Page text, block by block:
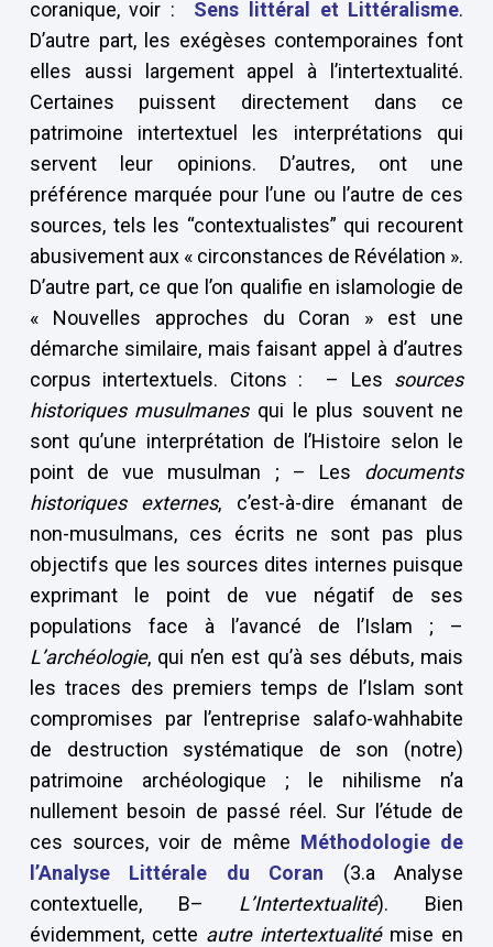
coranique, voir : Sens littéral et Littéralisme.
D’autre part, les exégèses contemporaines font
elles aussi largement appel à l’intertextualité.
Certaines puissent directement dans ce
patrimoine intertextuel les interprétations qui
servent leur opinions. D’autres, ont une
préférence marquée pour l’une ou l’autre de ces
sources, tels les “contextualistes” qui recourent
abusivement aux « circonstances de Révélation ».
D’autre part, ce que l’on qualifie en islamologie de
« Nouvelles approches du Coran » est une
démarche similaire, mais faisant appel à d’autres
corpus intertextuels. Citons : – Les sources
historiques musulmanesqui le plus souvent ne
sont qu’une interprétation de l’Histoire selon le
point de vue musulman ; – Les documents
historiques externes, c’est-à-dire émanant de
non-musulmans, ces écrits ne sont pas plus
objectifs que les sources dites internes puisque
exprimant le point de vue négatif de ses
populations face à l’avancé de l’Islam ; –
L’archéologie, qui n’en est qu’à ses débuts, mais
les traces des premiers temps de l’Islam sont
compromises par l’entreprise salafo-wahhabite
de destruction systématique de son (notre)
patrimoine archéologique ; le nihilisme n’a
nullement besoin de passé réel. Sur l’étude de
ces sources, voir de même Méthodologie de
l’Analyse Littérale du Coran (3.a Analyse
contextuelle, B– L’Intertextualité). Bien
évidemment, cette autre intertextualitémise en